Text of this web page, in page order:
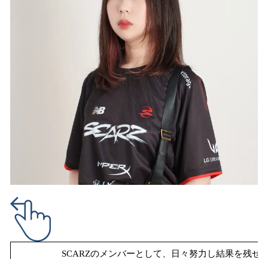
SCARZのメンバーとして、日々努力し結果を残せ